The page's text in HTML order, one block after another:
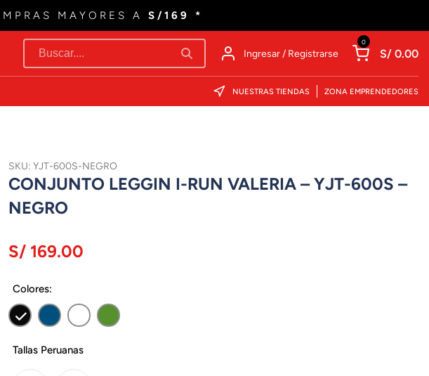
MAYORES A S/169 *
Ingresar / Registrarse
0
S/ 0.00
NUESTRAS TIENDAS ZONA EMPRENDEDORES
SKU: YJT-600S-NEGRO
CONJUNTO LEGGIN I-RUN VALERIA – YJT-600S –
NEGRO
S/ 169.00
Colores:
Tallas Peruanas